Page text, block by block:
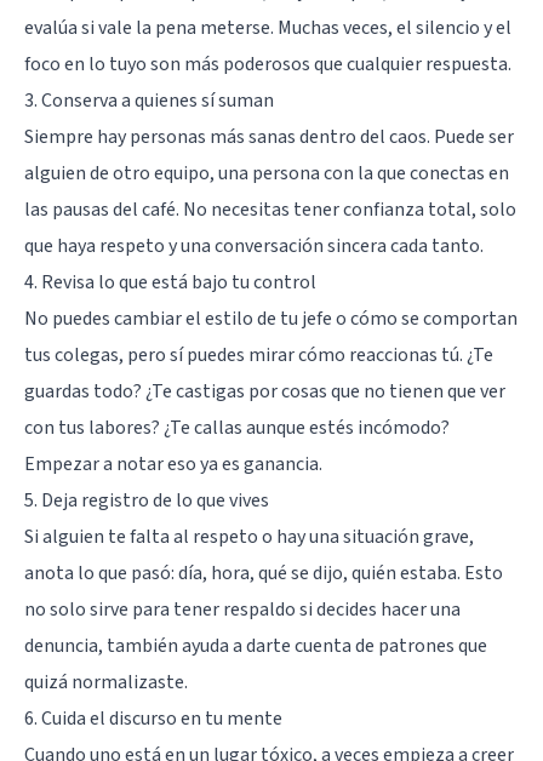
evalúa si vale la pena meterse. Muchas veces, el silencio y el
foco en lo tuyo son más poderosos que cualquier respuesta.
3. Conserva a quienes sí suman
Siempre hay personas más sanas dentro del caos. Puede ser
alguien de otro equipo, una persona con la que conectas en
las pausas del café. No necesitas tener confianza total, solo
que haya respeto y una conversación sincera cada tanto.
4. Revisa lo que está bajo tu control
No puedes cambiar el estilo de tu jefe o cómo se comportan
tus colegas, pero sí puedes mirar cómo reaccionas tú. ¿Te
guardas todo? ¿Te castigas por cosas que no tienen que ver
con tus labores? ¿Te callas aunque estés incómodo?
Empezar a notar eso ya es ganancia.
5. Deja registro de lo que vives
Si alguien te falta al respeto o hay una situación grave,
anota lo que pasó: día, hora, qué se dijo, quién estaba. Esto
no solo sirve para tener respaldo si decides hacer una
denuncia, también ayuda a darte cuenta de patrones que
quizá normalizaste.
6. Cuida el discurso en tu mente
Cuando uno está en un lugar tóxico, a veces empieza a creer